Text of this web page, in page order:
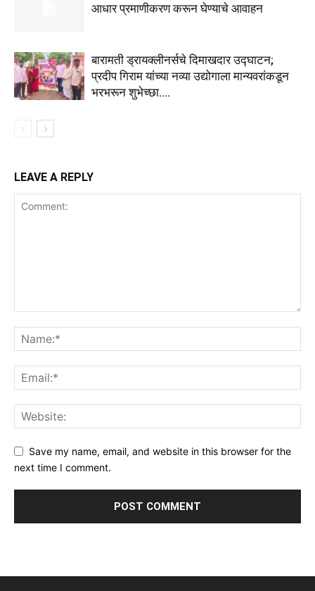
आधार प्रमाणीकरण करून घेण्याचे आवाहन
बारामती ड्रायक्लीनर्सचे दिमाखदार उद्घाटन;
प्रदीप गिराम यांच्या नव्या उद्योगाला मान्यवरांकडून
भरभरून शुभेच्छा….
LEAVE A REPLY
Save my name, email, and website in this browser for the
next time I comment.